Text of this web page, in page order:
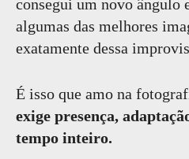
consegui um novo ângulo
algumas das melhores
exatamente dessa
É isso que amo na
exige presença,
tempo inteiro.